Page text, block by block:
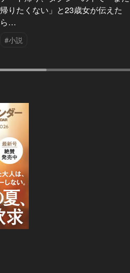
帰りたくない」と23歳女が伝えた
ら…
#小説